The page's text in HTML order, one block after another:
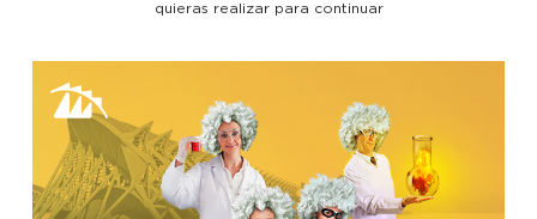
quieras realizar para continuar